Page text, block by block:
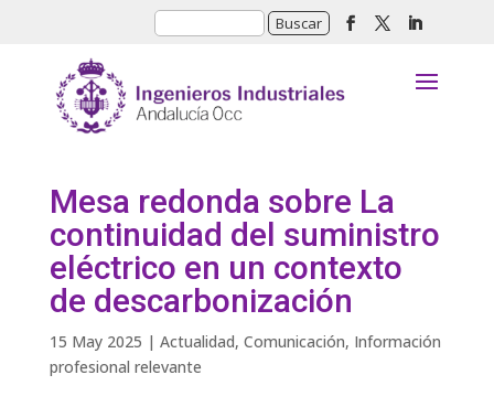
Mesa redonda sobre La
continuidad del suministro
eléctrico en un contexto
de descarbonización
15 May 2025 | Actualidad, Comunicación, Información
profesional relevante